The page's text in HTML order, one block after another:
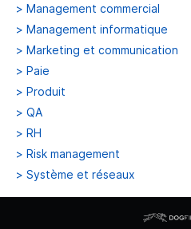
> Management commercial
> Management informatique
> Marketing et communication
> Paie
> Produit
> QA
> RH
> Risk management
> Système et réseaux